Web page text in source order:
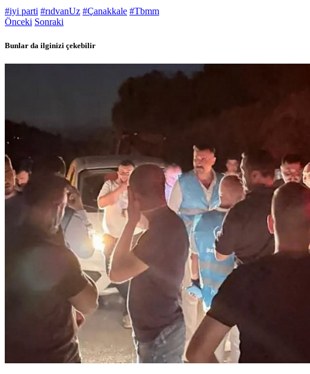
#iyi parti #rıdvanUz #Çanakkale #Tbmm
Önceki Sonraki
Bunlar da ilginizi çekebilir